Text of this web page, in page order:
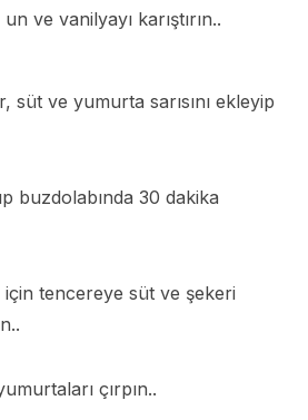
ve vanilyayı karıştırın..
süt ve yumurta sarısını ekleyip
buzdolabında 30 dakika
tencereye süt ve şekeri
çırpın..